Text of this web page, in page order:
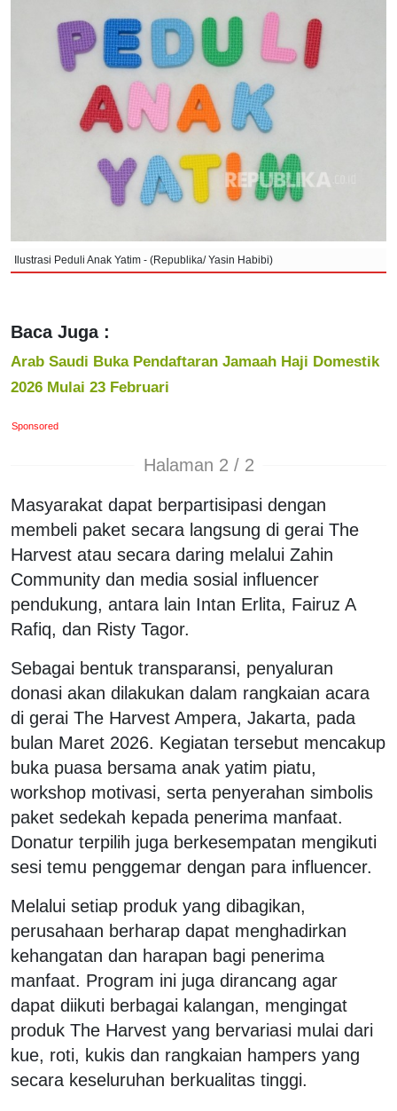
Ilustrasi Peduli Anak Yatim - (Republika/ Yasin Habibi)
Baca Juga :
Arab Saudi Buka Pendaftaran Jamaah Haji Domestik
2026 Mulai 23 Februari
Sponsored
Halaman 2 / 2
Masyarakat dapat berpartisipasi dengan
membeli paket secara langsung di gerai The
Harvest atau secara daring melalui Zahin
Community dan media sosial influencer
pendukung, antara lain Intan Erlita, Fairuz A
Rafiq, dan Risty Tagor.
Sebagai bentuk transparansi, penyaluran
donasi akan dilakukan dalam rangkaian acara
di gerai The Harvest Ampera, Jakarta, pada
bulan Maret 2026. Kegiatan tersebut mencakup
buka puasa bersama anak yatim piatu,
workshop motivasi, serta penyerahan simbolis
paket sedekah kepada penerima manfaat.
Donatur terpilih juga berkesempatan mengikuti
sesi temu penggemar dengan para influencer.
Melalui setiap produk yang dibagikan,
perusahaan berharap dapat menghadirkan
kehangatan dan harapan bagi penerima
manfaat. Program ini juga dirancang agar
dapat diikuti berbagai kalangan, mengingat
produk The Harvest yang bervariasi mulai dari
kue, roti, kukis dan rangkaian hampers yang
secara keseluruhan berkualitas tinggi.